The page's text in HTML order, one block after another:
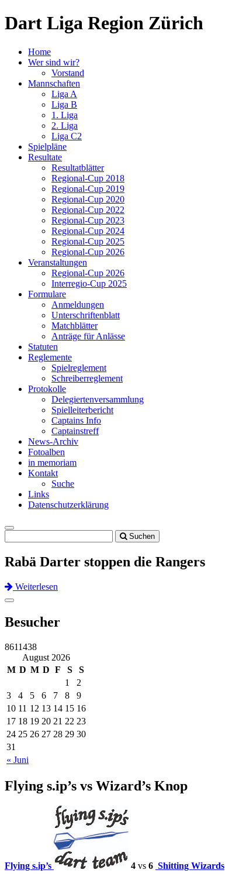
Dart Liga Region Zürich
Home
Wer sind wir?
Vorstand
Mannschaften
Liga A
Liga B
1. Liga
2. Liga
Liga C2
Spielpläne
Resultate
Resultatblätter
Regional-Cup 2018
Regional-Cup 2019
Regional-Cup 2020
Regional-Cup 2022
Regional-Cup 2023
Regional-Cup 2024
Regional-Cup 2025
Regional-Cup 2026
Veranstaltungen
Regional-Cup 2026
Interregio-Cup 2025
Formulare
Anmeldungen
Unterschriftenblatt
Matchblätter
Anträge für Anlässe
Statuten
Reglemente
Spielreglement
Schreiberreglement
Protokolle
Delegiertenversammlung
Spielleiterbericht
Captains Info
Captainstreff
News-Archiv
Fotoalben
in memoriam
Kontakt
Suche
Links
Datenschutzerklärung
Toggle
navigation
Suchen
Rabä Darter stoppen die Rangers
Weiterlesen
Previous
Next
Toggle
Besucher
8611438
August 2026
M D M D F S S
« Juni
1
2
3
4 5 6 7 8
9
10 11 12 13 14 15 16
17 18 19 20 21 22 23
24 25 26 27 28 29 30
31
Flying s.ip’s vs Wizard’s Knop
Flying s.ip’s 4 vs 6 Shitting Wizards